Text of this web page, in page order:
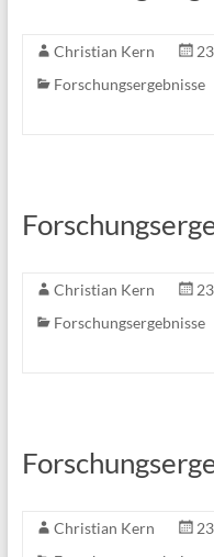
Christian Kern
Forschungsergebnisse
Christian Kern
Forschungsergebnisse
Christian Kern